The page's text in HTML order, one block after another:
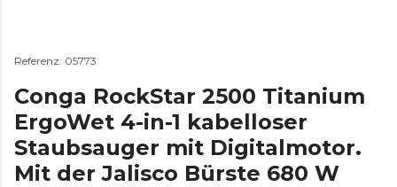
Referenz: 05773
Conga RockStar 2500 Titanium
ErgoWet 4-in-1 kabelloser
Staubsauger mit Digitalmotor.
Mit der Jalisco Bürste 680 W